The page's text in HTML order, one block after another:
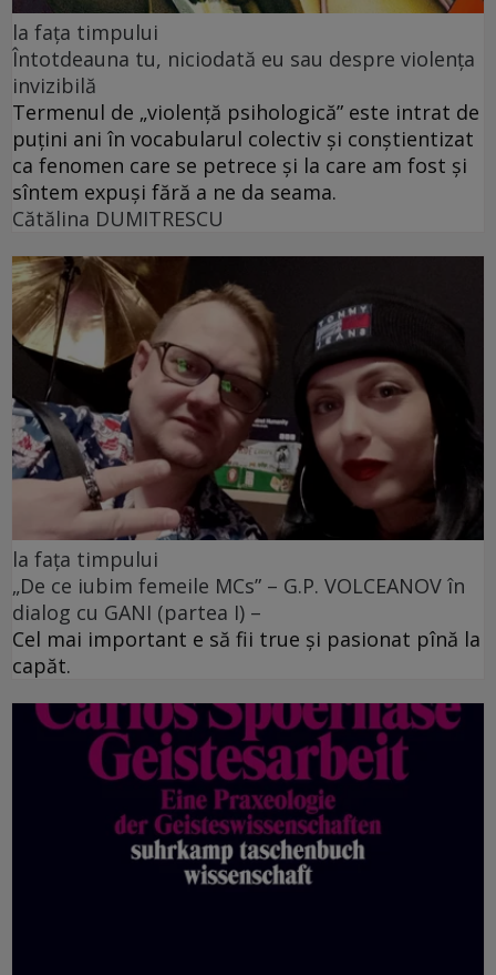
la fața timpului
Întotdeauna tu, niciodată eu sau despre violența
invizibilă
Termenul de „violență psihologică” este intrat de
puțini ani în vocabularul colectiv și conștientizat
ca fenomen care se petrece și la care am fost și
sîntem expuși fără a ne da seama.
Cătălina DUMITRESCU
la fața timpului
„De ce iubim femeile MCs” – G.P. VOLCEANOV în
dialog cu GANI (partea I) –
Cel mai important e să fii true şi pasionat pînă la
capăt.